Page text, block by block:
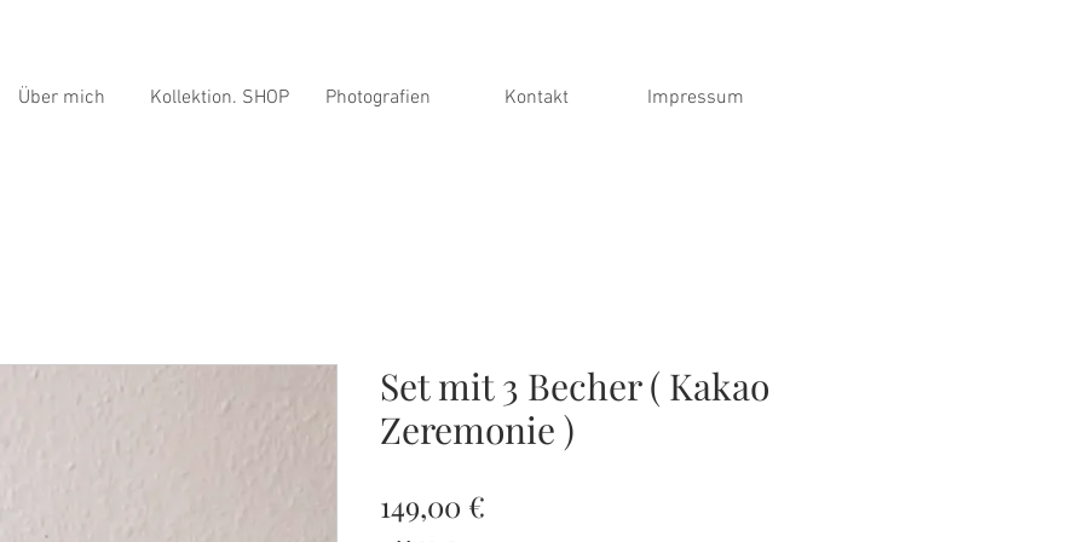
Über mich Kollektion. SHOP Photografien Kontakt Impressum
Set mit 3 Becher ( Kakao
Zeremonie )
149,00 €